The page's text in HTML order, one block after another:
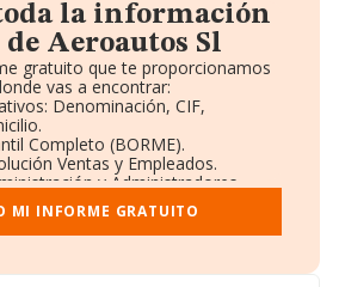
la información
Aeroautos Sl
gratuito que te proporcionamos
vas a encontrar:
Denominación, CIF,
Completo (BORME).
Ventas y Empleados.
y Administradores.
y Vinculaciones en otras empresas.
y registral complementaria.
MI INFORME GRATUITO